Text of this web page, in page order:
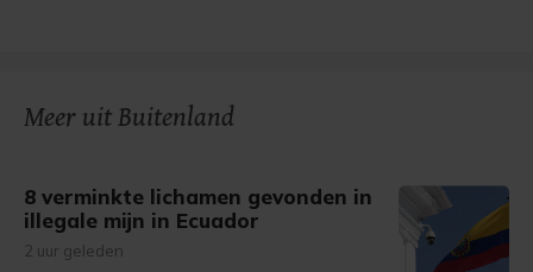
Meer uit Buitenland
8 verminkte lichamen gevonden in
illegale mijn in Ecuador
2 uur geleden